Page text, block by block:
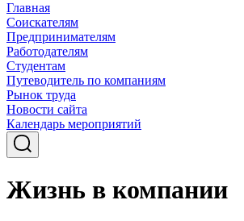
Главная
Соискателям
Предпринимателям
Работодателям
Студентам
Путеводитель по компаниям
Рынок труда
Новости сайта
Календарь мероприятий
Жизнь в компании